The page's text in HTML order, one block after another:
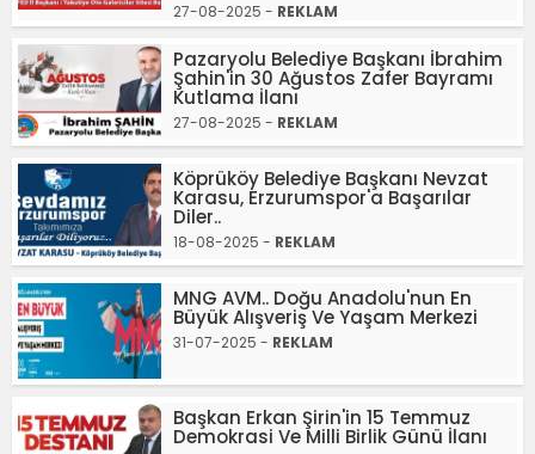
27-08-2025 - REKLAM
Pazaryolu Belediye Başkanı İbrahim
Şahin'in 30 Ağustos Zafer Bayramı
Kutlama İlanı
27-08-2025 - REKLAM
Köprüköy Belediye Başkanı Nevzat
Karasu, Erzurumspor'a Başarılar
Diler..
18-08-2025 - REKLAM
MNG AVM.. Doğu Anadolu'nun En
Büyük Alışveriş Ve Yaşam Merkezi
31-07-2025 - REKLAM
Başkan Erkan Şirin'in 15 Temmuz
Demokrasi Ve Milli Birlik Günü İlanı